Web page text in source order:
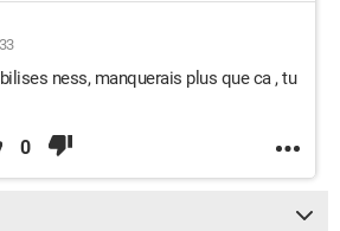
ness, manquerais plus que ca , tu
0